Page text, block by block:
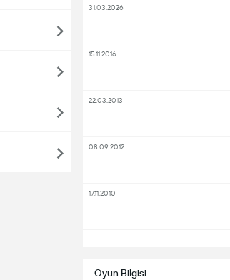
Oyun Bilgisi
31.03.2026
15.11.2016
22.03.2013
08.09.2012
17.11.2010